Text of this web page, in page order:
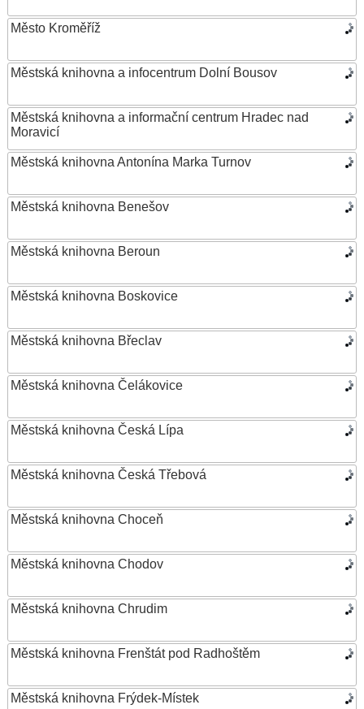
Město Kroměříž
Městská knihovna a infocentrum Dolní Bousov
Městská knihovna a informační centrum Hradec nad
Moravicí
Městská knihovna Antonína Marka Turnov
Městská knihovna Benešov
Městská knihovna Beroun
Městská knihovna Boskovice
Městská knihovna Břeclav
Městská knihovna Čelákovice
Městská knihovna Česká Lípa
Městská knihovna Česká Třebová
Městská knihovna Choceň
Městská knihovna Chodov
Městská knihovna Chrudim
Městská knihovna Frenštát pod Radhoštěm
Městská knihovna Frýdek-Místek